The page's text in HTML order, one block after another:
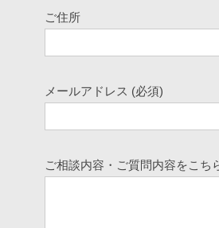
ご住所
メールアドレス (必須)
ご相談内容・ご質問内容をこち